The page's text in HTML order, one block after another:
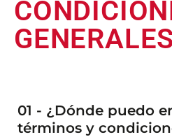
GENERALES
01 - ¿Dónde puedo
términos y